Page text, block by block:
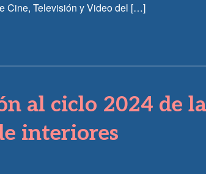
Cine, Televisión y Video del […]
al ciclo 2024 de
interiores